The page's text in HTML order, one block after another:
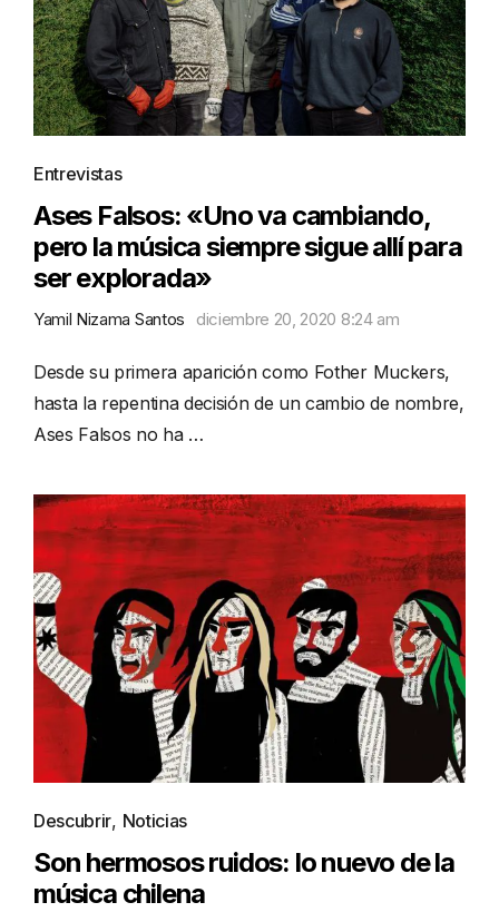
Entrevistas
Ases Falsos: «Uno va cambiando,
pero la música siempre sigue allí para
ser explorada»
Yamil Nizama Santos diciembre 20, 2020 8:24 am
Desde su primera aparición como Fother Muckers,
hasta la repentina decisión de un cambio de nombre,
Ases Falsos no ha …
Descubrir, Noticias
Son hermosos ruidos: lo nuevo de la
música chilena